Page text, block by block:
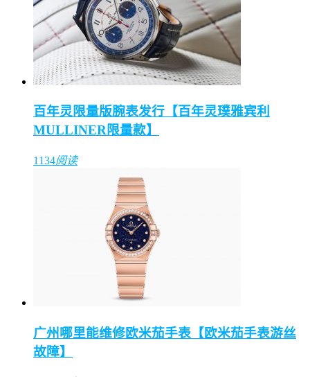
百年灵限量版腕表发行【百年灵璞雅宾利
MULLINER限量款】
1134阅读
广州哪里能维修欧米茄手表【欧米茄手表游丝
故障】